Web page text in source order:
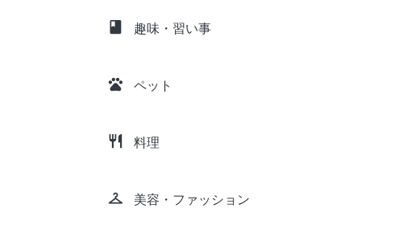
class 趣味・習い事
pets ペット
restaurant 料理
checkroom 美容・ファッション